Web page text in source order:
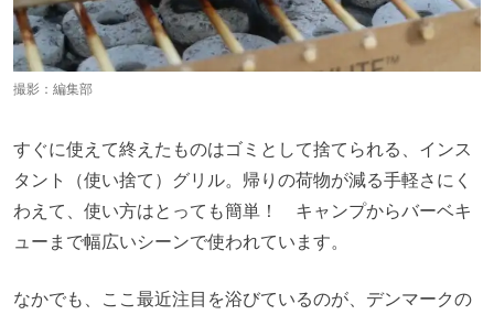
撮影：編集部
すぐに使えて終えたものはゴミとして捨てられる、インス
タント（使い捨て）グリル。帰りの荷物が減る手軽さにく
わえて、使い方はとっても簡単！ キャンプからバーベキ
ューまで幅広いシーンで使われています。
なかでも、ここ最近注目を浴びているのが、デンマークの